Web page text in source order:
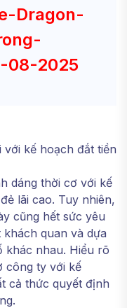
Dragon-
08-2025
dáng thời cơ với kế
lãi cao. Tuy nhiên,
cũng hết sức yêu
quan và dựa
khác nhau. Hiểu rõ
công ty với kế
cả thức quyết định